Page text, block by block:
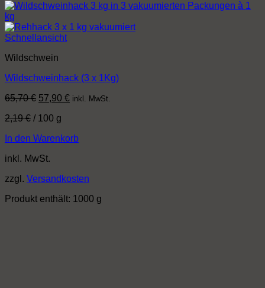
Schnellansicht
Wildschwein
Wildschweinhack (3 x 1Kg)
65,70€ Ursprünglicher
war:
57,90 €Aktueller
inkl. MwSt.
2,19€ / 100 g
In den Warenkorb
inkl. MwSt.
zzgl. Versandkosten
Produkt enthält: 1000 g